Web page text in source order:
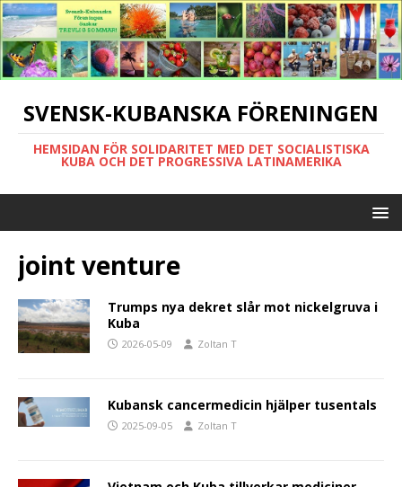
SVENSK-KUBANSKA FÖRENINGEN
HEMSIDAN FÖR SOLIDARITET MED DET SOCIALISTISKA
KUBA OCH DET PROGRESSIVA LATINAMERIKA
joint venture
Trumps nya dekret slår mot nickelgruva i
Kuba
2026-05-09 Zoltan T
Kubansk cancermedicin hjälper tusentals
2025-09-05 Zoltan T